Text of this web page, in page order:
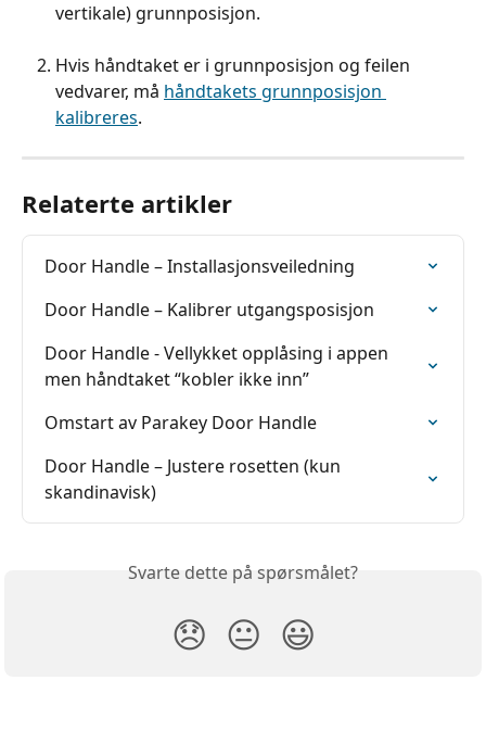
vertikale) grunnposisjon.
Hvis håndtaket er i grunnposisjon og feilen
vedvarer, må håndtakets grunnposisjon
kalibreres.
Relaterte artikler
Door Handle – Installasjonsveiledning
Door Handle – Kalibrer utgangsposisjon
Door Handle - Vellykket opplåsing i appen
men håndtaket “kobler ikke inn”
Omstart av Parakey Door Handle
Door Handle – Justere rosetten (kun
skandinavisk)
Svarte dette på spørsmålet?
😞 😐 😃